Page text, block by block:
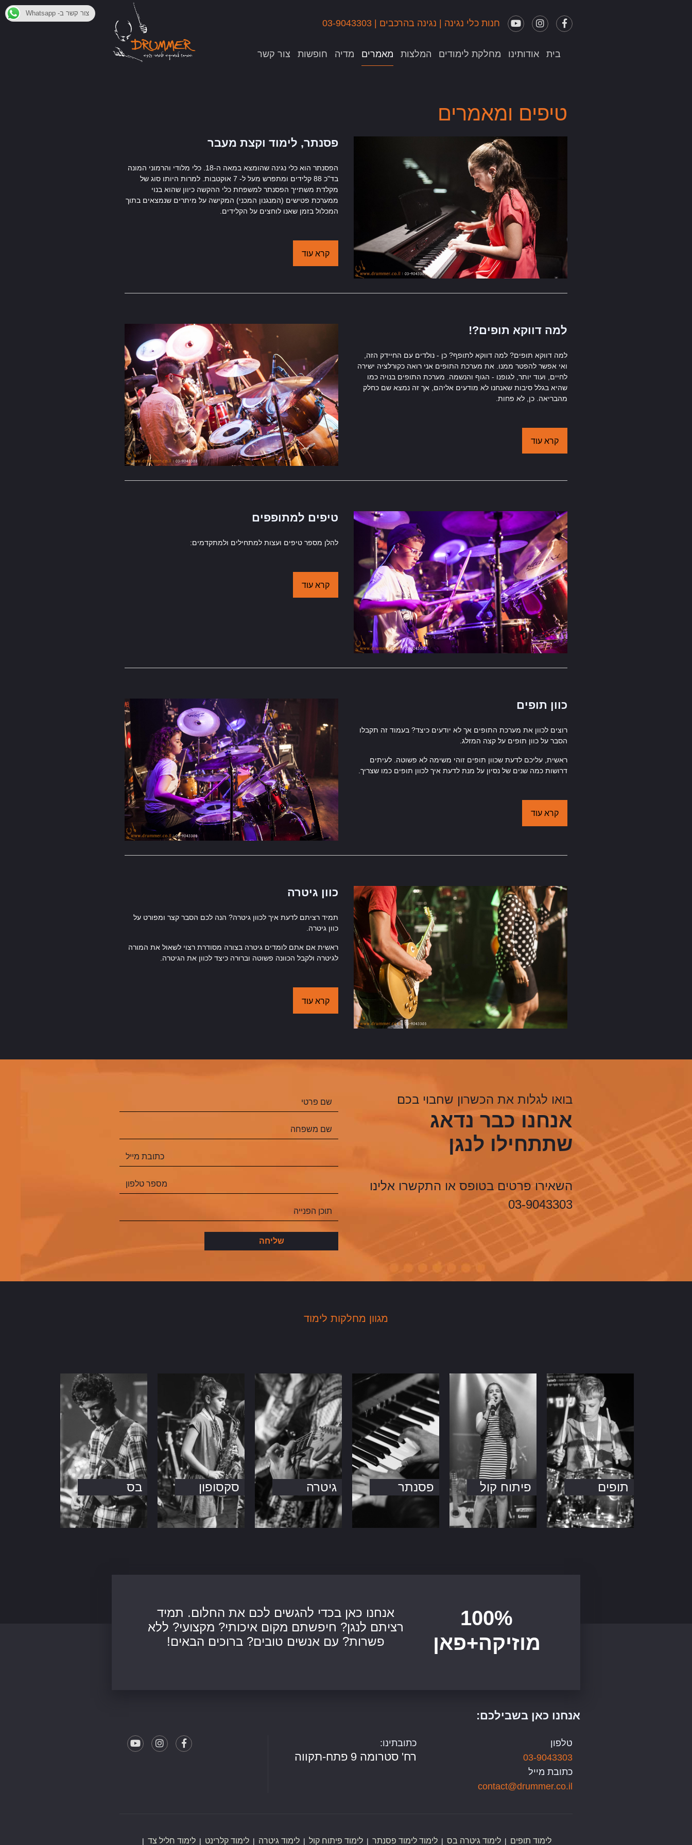
חנות כלי נגינה נגינה בהרכבים 03-9043303
בית אודותינו מחלקת לימודים המלצות מאמרים מדיה חופשות צור קשר
טיפים ומאמרים
פסנתר, לימוד וקצת מעבר
הפסנתר הוא כלי נגינה שהומצא במאה ה-18. כלי מלודי והרמוני המונה
בד"כ 88 קלידים ומתפרש מעל ל- 7 אוקטבות. למרות היותו סוג של
מקלדת משתייך הפסנתר למשפחת כלי ההקשה כיוון שהוא בנוי
ממערכת פטישים (המנגנון המכני) המקישה על מיתרים שנמצאים בתוך
המכלול בזמן שאנו לוחצים על הקלידים.
קרא עוד
למה דווקא תופים?!
למה דווקא תופים? למה דווקא לתופף? כן - נולדים עם החיידק הזה,
ואי אפשר להפטר ממנו. את מערכת התופים אני רואה כקורלציה ישירה
לחיים, ועוד יותר, לגופנו - הגוף והנשמה. מערכת התופים בנויה כמו
שהיא בגלל סיבות שאנחנו לא מודעים אליהם, אך זה נמצא שם כחלק
מהבריאה. כן, לא פחות.
קרא עוד
טיפים למתופפים
להלן מספר טיפים ועצות למתחילים ולמתקדמים:
קרא עוד
כוון תופים
רוצים לכוון את מערכת התופים אך לא יודעים כיצד? בעמוד זה תקבלו
הסבר על כוון תופים על קצה המזלג.
ראשית, עליכם לדעת שכוון תופים זוהי משימה לא פשוטה. לעיתים
דרושות כמה שנים של נסיון על מנת לדעת איך לכוון תופים כמו שצריך.
קרא עוד
כוון גיטרה
תמיד רציתם לדעת איך לכוון גיטרה? הנה לכם הסבר קצר ומפורט על
כוון גיטרה.
ראשית אם אתם לומדים גיטרה בצורה מסודרת רצוי לשאול את המורה
לגיטרה ולקבל הכוונה פשוטה וברורה כיצד לכוון את הגיטרה.
קרא עוד
בואו לגלות את הכשרון שחבוי בכם
אנחנו כבר נדאג
שתתחילו לנגן
השאירו פרטים בטופס או התקשרו אלינו
03-9043303
מגוון מחלקות לימוד
תופים פיתוח קול פסנתר גיטרה סקסופון בס
100%
מוזיקה+פאן
אנחנו כאן בכדי להגשים לכם את החלום. תמיד
רציתם לנגן? חיפשתם מקום איכותי? מקצועי? ללא
פשרות? עם אנשים טובים? ברוכים הבאים!
אנחנו כאן בשבילכם:
טלפון
03-9043303
כתובת מייל
contact@drummer.co.il
כתובתינו:
רח' סטרומה 9 פתח-תקווה
לימוד תופים לימוד גיטרה בס לימוד לימוד פסנתר לימוד פיתוח קול לימוד גיטרה לימוד קלרינט לימוד חליל צד
צור קשר ב- Whatsapp